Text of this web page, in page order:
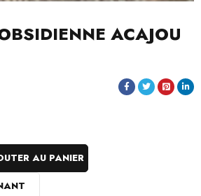
ACAJOU
AU PANIER